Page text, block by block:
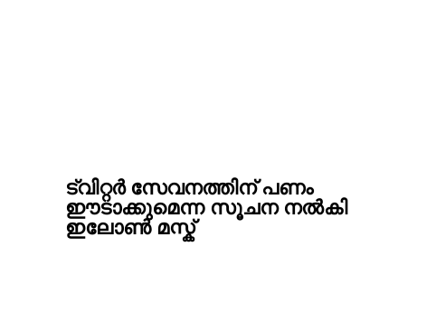
ട്വിറ്റർ സേവനത്തിന് പണം
ഈടാക്കുമെന്ന സൂചന നൽകി
ഇലോൺ മസ്ക്